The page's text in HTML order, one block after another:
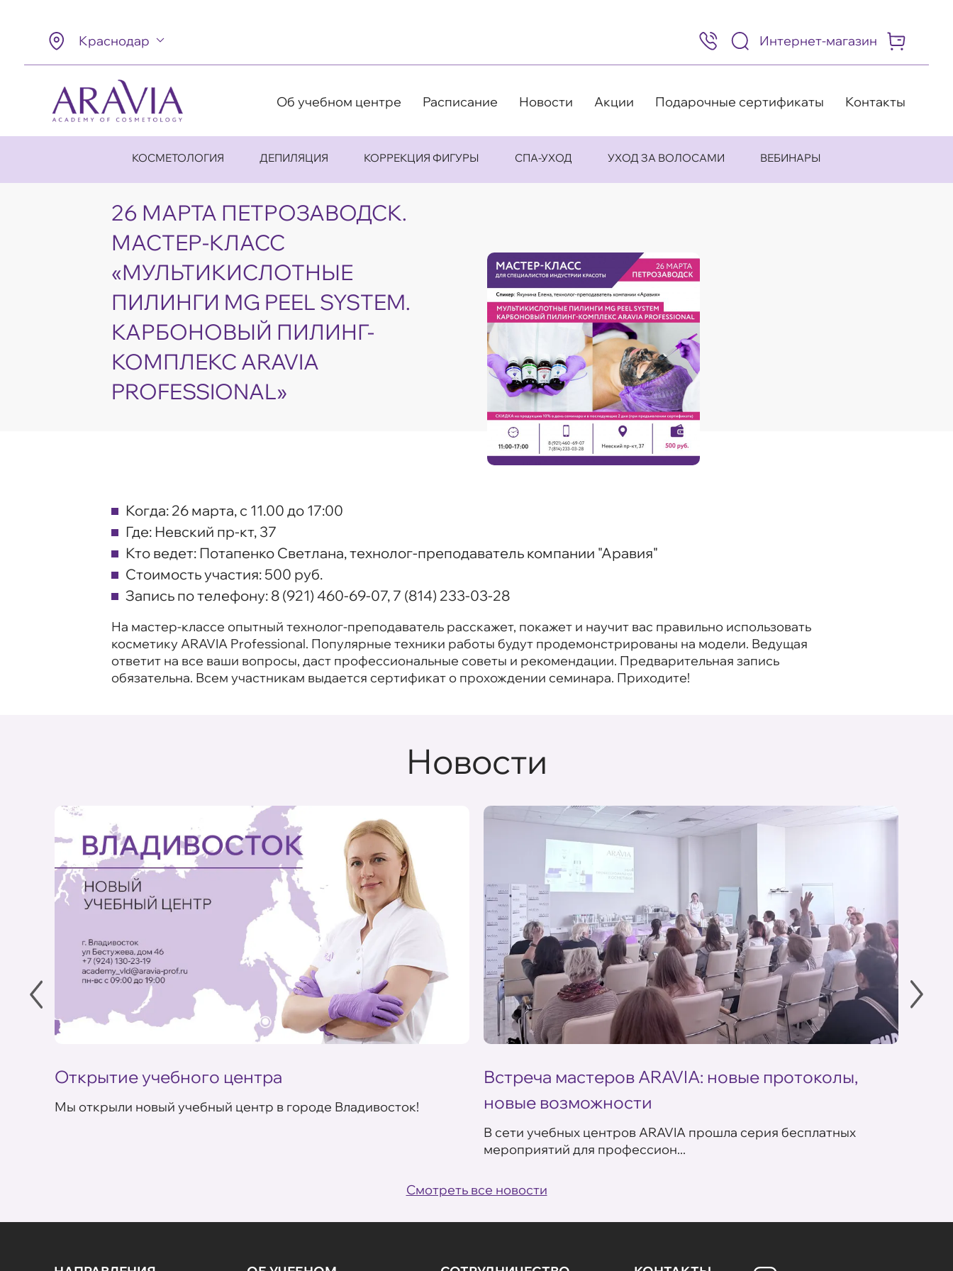
Краснодар
8
(495)
505-
98
Интернет-магазин
Об учебном центре Расписание Новости Акции Подарочные сертификаты Контакты
КОСМЕТОЛОГИЯ ДЕПИЛЯЦИЯ КОРРЕКЦИЯ ФИГУРЫ СПА-УХОД УХОД ЗА ВОЛОСАМИ ВЕБИНАРЫ
26 МАРТА ПЕТРОЗАВОДСК.
МАСТЕР-КЛАСС
«МУЛЬТИКИСЛОТНЫЕ
ПИЛИНГИ MG PEEL SYSTEM.
КАРБОНОВЫЙ ПИЛИНГ-
КОМПЛЕКС ARAVIA
PROFESSIONAL»
Когда: 26 марта, с 11.00 до 17:00
Где: Невский пр-кт, 37
Кто ведет: Потапенко Светлана, технолог-преподаватель компании "Аравия"
Стоимость участия: 500 руб.
Запись по телефону: 8 (921) 460-69-07, 7 (814) 233-03-28
На мастер-классе опытный технолог-преподаватель расскажет, покажет и научит вас правильно использовать
косметику ARAVIA Professional. Популярные техники работы будут продемонстрированы на модели. Ведущая
ответит на все ваши вопросы, даст профессиональные советы и рекомендации. Предварительная запись
обязательна. Всем участникам выдается сертификат о прохождении семинара. Приходите!
Новости
Открытие учебного центра
Мы открыли новый учебный центр в городе Владивосток!
Встреча мастеров ARAVIA: новые протоколы,
новые возможности
В сети учебных центров ARAVIA прошла серия бесплатных
мероприятий для профессион...
Смотреть все новости